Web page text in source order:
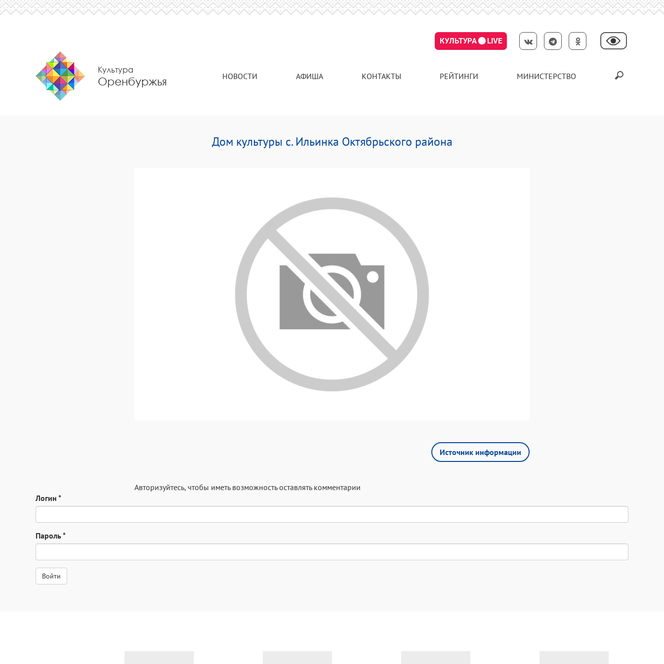
КУЛЬТУРА LIVE
Культура
Оренбуржья НОВОСТИ АФИША КОНТАКТЫ РЕЙТИНГИ МИНИСТЕРСТВО
Дом культуры с. Ильинка Октябрьского района
Источник информации
Авторизуйтесь, чтобы иметь возможность оставлять комментарии
Логин *
Пароль*